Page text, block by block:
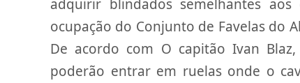
adquirir blindados semelhantes
ocupação do Conjunto de Favelas do
De acordo com O capitão Ivan
poderão entrar em ruelas onde o